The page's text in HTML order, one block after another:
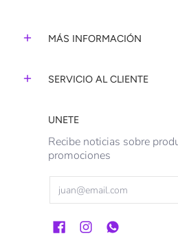
MÁS INFORMACIÓN
SERVICIO AL CLIENTE
UNETE
Recibe noticias sobre
promociones